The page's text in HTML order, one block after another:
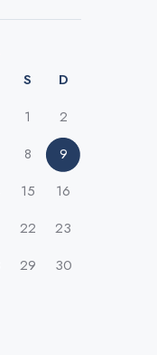
S
D
1
2
8
9
15
16
22
23
29
30